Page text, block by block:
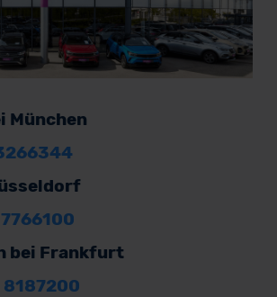
München
bei Frankfurt
8187200